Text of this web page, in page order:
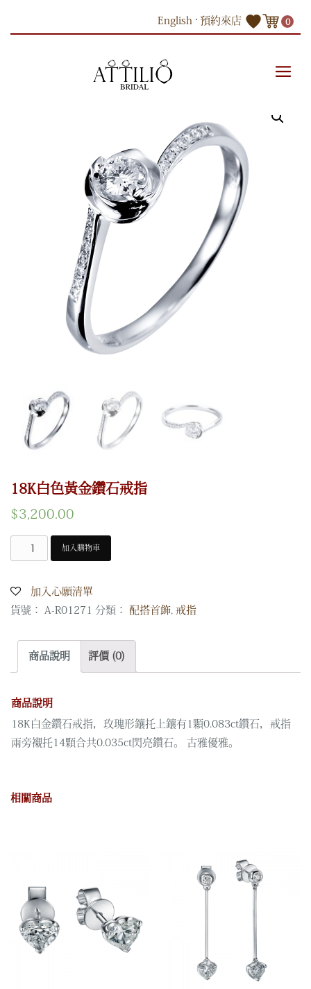
English 預約來店 0
18K白色黃金鑽石戒指
18K白色黃金鑽石戒指
$3,200.00
色
金
數
加入購物車
加入心願清單
貨號： A-R01271 分類： 配搭首飾 戒指
商品說明 評價 (0)
商品說明
18K白金鑽石戒指，玫瑰形鑲托上鑲有1顆0.083ct鑽石，戒指
兩旁襯托14顆合共0.035ct閃亮鑽石。 古雅優雅。
相關商品